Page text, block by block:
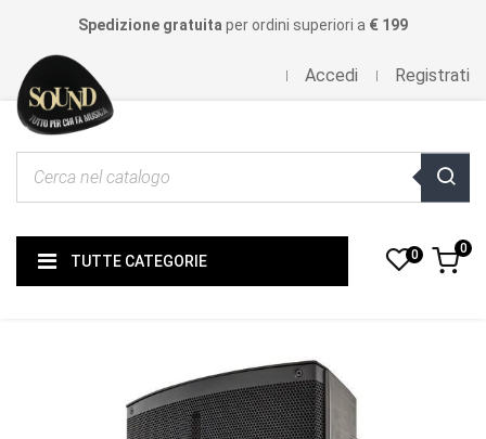
Spedizione gratuita per ordini superiori a € 199
Accedi Registrati
TUTTE CATEGORIE 0 0